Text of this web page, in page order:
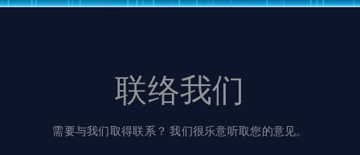
联络我们
需要与我们取得联系？ 我们很乐意听取您的意见。